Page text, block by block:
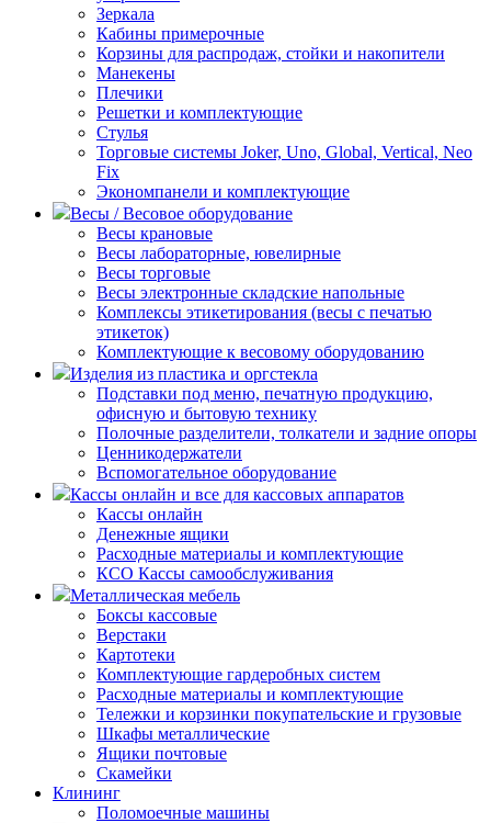
Зеркала
Кабины примерочные
Корзины для распродаж, стойки и накопители
Манекены
Плечики
Решетки и комплектующие
Стулья
Торговые системы Joker, Uno, Global, Vertical, Neo
Fix
Экономпанели и комплектующие
Весы / Весовое оборудование
Весы крановые
Весы лабораторные, ювелирные
Весы торговые
Весы электронные складские напольные
Комплексы этикетирования (весы с печатью
этикеток)
Комплектующие к весовому оборудованию
Изделия из пластика и оргстекла
Подставки под меню, печатную продукцию,
офисную и бытовую технику
Полочные разделители, толкатели и задние опоры
Ценникодержатели
Вспомогательное оборудование
Кассы онлайн и все для кассовых аппаратов
Кассы онлайн
Денежные ящики
Расходные материалы и комплектующие
КСО Кассы самообслуживания
Металлическая мебель
Боксы кассовые
Верстаки
Картотеки
Комплектующие гардеробных систем
Расходные материалы и комплектующие
Тележки и корзинки покупательские и грузовые
Шкафы металлические
Ящики почтовые
Скамейки
Клининг
Поломоечные машины